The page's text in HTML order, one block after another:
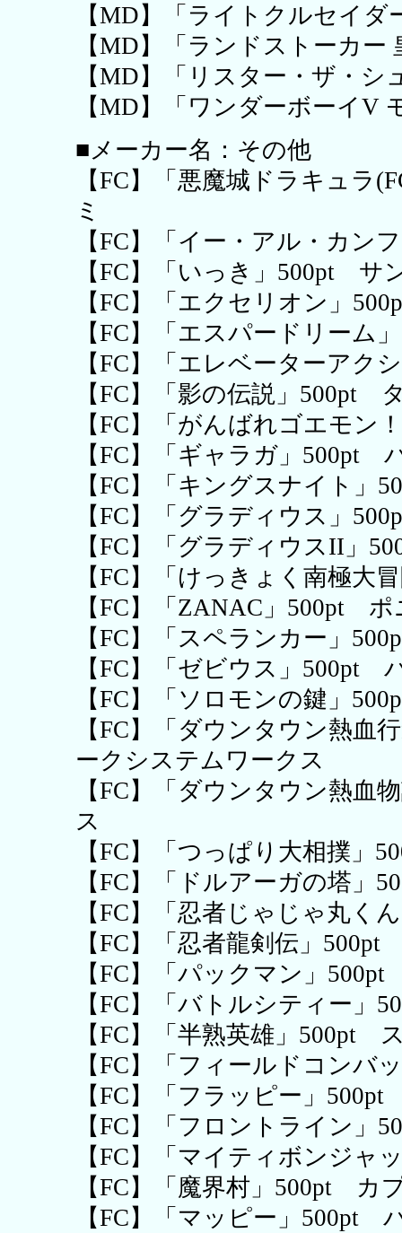
【MD】「ライトクルセイダ
【MD】「ランドストーカー
【MD】「リスター・ザ・
【MD】「ワンダーボーイV
■メーカー名：その他
【FC】「悪魔城ドラキュ
ミ
【FC】「イー・アル・カン
【FC】「いっき」500pt サ
【FC】「エクセリオン」
【FC】「エスパードリーム
【FC】「エレベーターア
【FC】「影の伝説」500pt
【FC】「がんばれゴエモ
【FC】「ギャラガ」500pt
【FC】「キングスナイト
【FC】「グラディウス」
【FC】「グラディウスII」
【FC】「けっきょく南極大
【FC】「ZANAC」500pt
【FC】「スペランカー」
【FC】「ゼビウス」500pt
【FC】「ソロモンの鍵」
【FC】「ダウンタウン熱
ークシステムワークス
【FC】「ダウンタウン熱
ス
【FC】「つっぱり大相撲」
【FC】「ドルアーガの塔
【FC】「忍者じゃじゃ丸く
【FC】「忍者龍剣伝」
【FC】「パックマン」
【FC】「バトルシティー
【FC】「半熟英雄」500pt
【FC】「フィールドコン
【FC】「フラッピー」
【FC】「フロントライン」
【FC】「マイティボンジ
【FC】「魔界村」500pt カ
【FC】「マッピー」500pt